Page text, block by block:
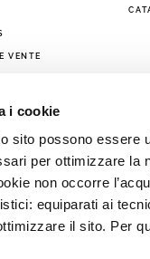
i cookie
sito possono essere
per ottimizzare la
non occorre
equiparati ai
il sito. Per
VENTE